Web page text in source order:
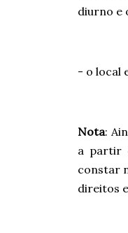
diurno e
- o local
Nota:
a partir
constar
direitos